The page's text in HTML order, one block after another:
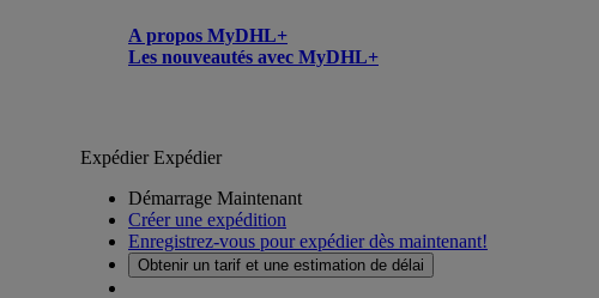
A propos MyDHL+
Les nouveautés avec MyDHL+
ExpédierExpédier
Démarrage Maintenant
Créer une expédition
Enregistrez-vous pour expédier dès maintenant!
Obtenir un tarif et une estimation de délai